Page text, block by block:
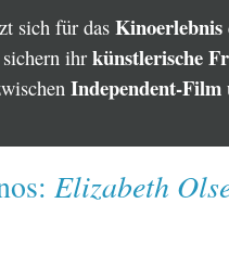
sich für das Kinoerlebnis
ihrkünstlerische
Independent-Film
Elizabeth